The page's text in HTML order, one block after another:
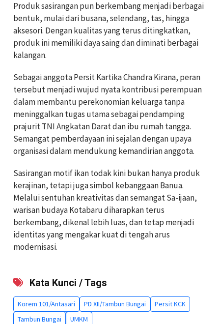
Produk sasirangan pun berkembang menjadi berbagai
bentuk, mulai dari busana, selendang, tas, hingga
aksesori. Dengan kualitas yang terus ditingkatkan,
produk ini memiliki daya saing dan diminati berbagai
kalangan.
Sebagai anggota Persit Kartika Chandra Kirana, peran
tersebut menjadi wujud nyata kontribusi perempuan
dalam membantu perekonomian keluarga tanpa
meninggalkan tugas utama sebagai pendamping
prajurit TNI Angkatan Darat dan ibu rumah tangga.
Semangat pemberdayaan ini sejalan dengan upaya
organisasi dalam mendukung kemandirian anggota.
Sasirangan motif ikan todak kini bukan hanya produk
kerajinan, tetapi juga simbol kebanggaan Banua.
Melalui sentuhan kreativitas dan semangat Sa-ijaan,
warisan budaya Kotabaru diharapkan terus
berkembang, dikenal lebih luas, dan tetap menjadi
identitas yang mengakar kuat di tengah arus
modernisasi.
Kata Kunci / Tags
Korem 101/Antasari PD XII/Tambun Bungai
Persit KCK
Tambun Bungai
UMKM